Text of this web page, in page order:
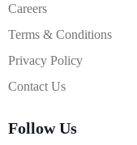
Careers
Terms & Conditions
Privacy Policy
Contact Us
Follow Us